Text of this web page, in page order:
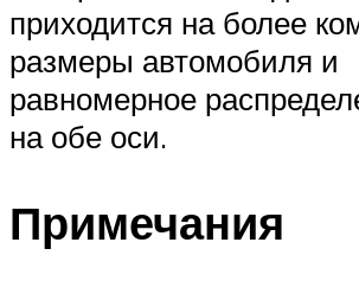
приходится на более
размеры автомобиля и
равномерное
на обе оси.
Примечания